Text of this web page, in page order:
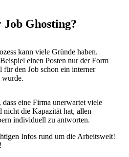
Ghosting?
kann viele Gründe haben.
einen Posten nur der Form
für den Job schon ein interner
wurde.
eine Firma unerwartet viele
nicht die Kapazität hat, allen
individuell zu antworten.
Infos rund um die Arbeitswelt!